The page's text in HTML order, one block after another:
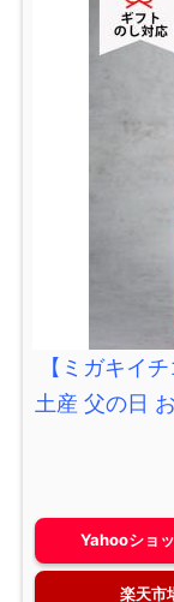
【ミガキイ
土産 父の日
Yahooショ
楽天市